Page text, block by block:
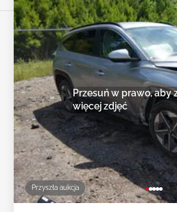
Przyszła aukcja
Przesuń w prawo, aby
więcej zdjęć